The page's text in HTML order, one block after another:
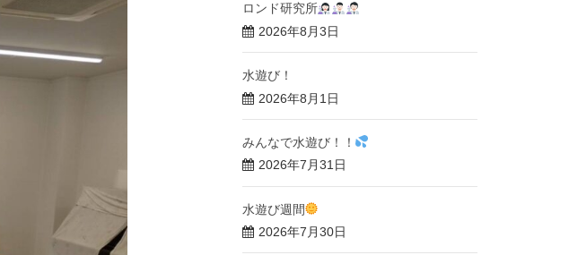
ロンド研究所
2026年8月3日
水遊び！
2026年8月1日
みんなで水遊び！！
2026年7月31日
水遊び週間
2026年7月30日